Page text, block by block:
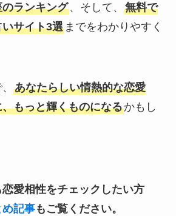
ランキング、そして、 無料で
サイト3選までをわかりやすく
あなたらしい情熱的な恋愛
もっと輝くものになるかもし
愛相性をチェックしたい方
め記事もご覧ください。